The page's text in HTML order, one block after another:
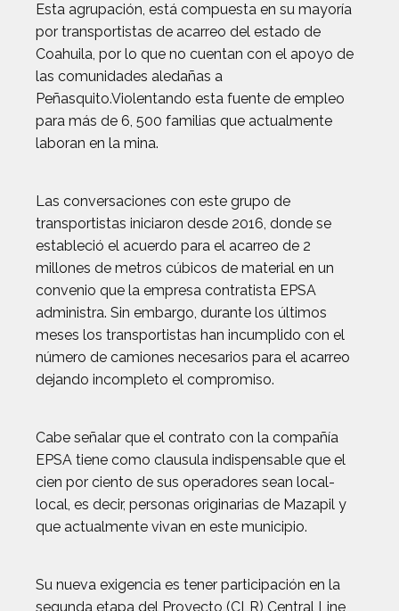
Esta agrupación, está compuesta en su mayoría
por transportistas de acarreo del estado de
Coahuila, por lo que no cuentan con el apoyo de
las comunidades aledañas a
Peñasquito.Violentando esta fuente de empleo
para más de 6, 500 familias que actualmente
laboran en la mina.
Las conversaciones con este grupo de
transportistas iniciaron desde 2016, donde se
estableció el acuerdo para el acarreo de 2
millones de metros cúbicos de material en un
convenio que la empresa contratista EPSA
administra. Sin embargo, durante los últimos
meses los transportistas han incumplido con el
número de camiones necesarios para el acarreo
dejando incompleto el compromiso.
Cabe señalar que el contrato con la compañía
EPSA tiene como clausula indispensable que el
cien por ciento de sus operadores sean local-
local, es decir, personas originarias de Mazapil y
que actualmente vivan en este municipio.
Su nueva exigencia es tener participación en la
segunda etapa del Proyecto (CLR) Central Line